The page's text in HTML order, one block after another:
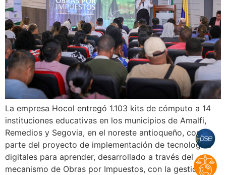
La empresa Hocol entregó 1.103 kits de cómputo a 14
instituciones educativas en los municipios de Amalfi,
Remedios y Segovia, en el noreste antioqueño, como
parte del proyecto de implementación de tecnologías
digitales para aprender, desarrollado a través del
mecanismo de Obras por Impuestos, con la gestión y